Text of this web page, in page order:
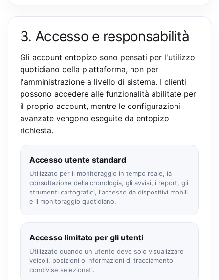
3. Accesso e responsabilità
Gli account entopizo sono pensati per l'utilizzo
quotidiano della piattaforma, non per
l'amministrazione a livello di sistema. I clienti
possono accedere alle funzionalità abilitate per
il proprio account, mentre le configurazioni
avanzate vengono eseguite da entopizo
richiesta.
Accesso utente standard
Utilizzato per il monitoraggio in tempo reale, la
consultazione della cronologia, gli avvisi, i report, gli
strumenti cartografici, l'accesso da dispositivi mobili
e il monitoraggio quotidiano.
Accesso limitato per gli utenti
Utilizzato quando un utente deve solo visualizzare
veicoli, posizioni o informazioni di tracciamento
condivise selezionati.